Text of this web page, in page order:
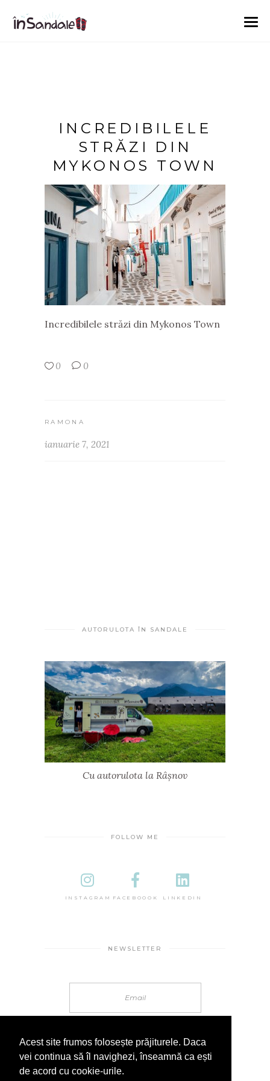
INCREDIBILELE
STRĂZI DIN
MYKONOS TOWN
Incredibilele străzi din Mykonos Town
0 0
RAMONA
ianuarie 7, 2021
AUTORULOTA ÎN SANDALE
Cu autorulota la Râșnov
FOLLOW ME
INSTAGRAM FACEBOOOK LINKEDIN
NEWSLETTER
Acest site frumos folosește prăjiturele. Daca
vei continua să îl navighezi, înseamnă ca ești
de acord cu cookie-urile.